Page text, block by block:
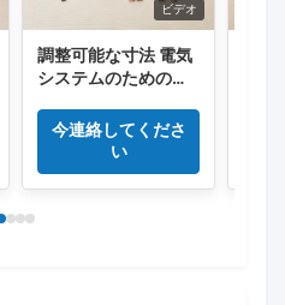
ビデオ
調整可能な寸法 電気
システムのための高
性を持つ銅の帯状バ
今連絡してくださ
い